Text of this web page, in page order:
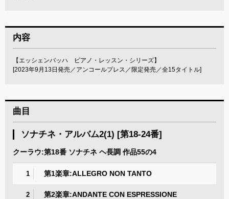
内容
【エッシェンバッハ ピアノ・レッスン・シリーズ】
[2023年9月13日発売／アンコールプレス／限定発売／全15タイトル]
曲目
ソナチネ・アルバム2(1) [第18-24番]
クーラウ:第18番 ソナチネ ヘ長調 作品55の4
1 第1楽章:ALLEGRO NON TANTO
2 第2楽章:ANDANTE CON ESPRESSIONE